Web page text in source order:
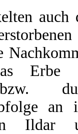
auch
Erbe
an
Ildar